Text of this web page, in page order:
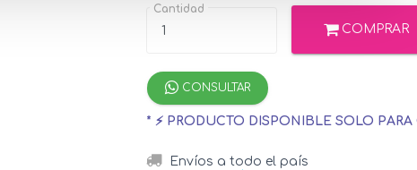
Cantidad
COMPRAR
CONSULTAR
* ⚡ PRODUCTO DISPONIBLE SOLO
Envíos a todo el país